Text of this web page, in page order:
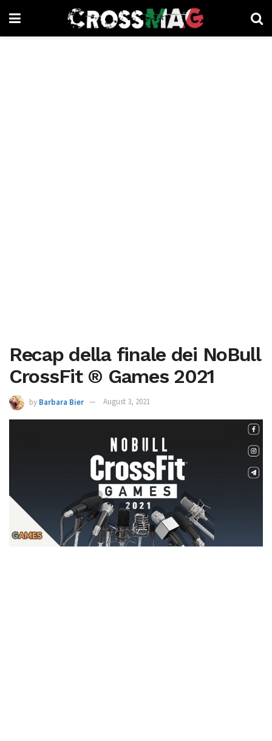
Recap della finale dei NoBull
CrossFit ® Games 2021
by Barbara Bier August 3, 2021